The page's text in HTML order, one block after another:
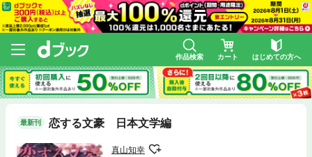
作品検索 カート はじめての方へ
最新刊 恋する文豪 日本文学編
真山知幸